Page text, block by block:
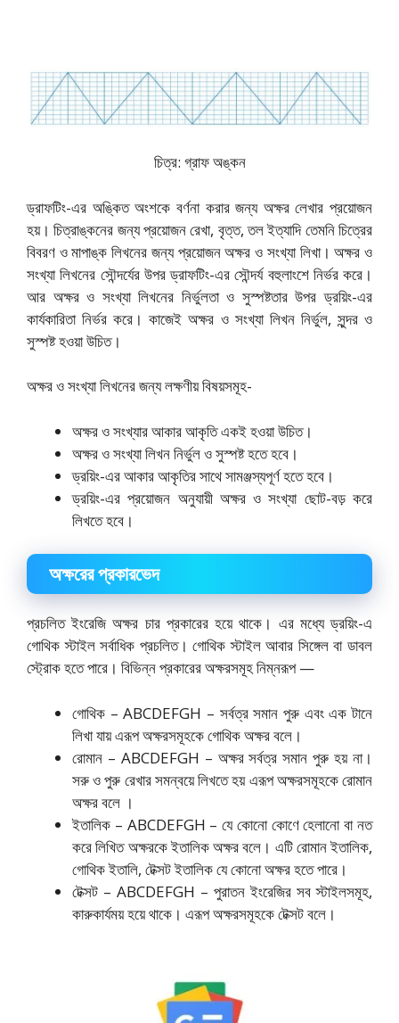
চিত্র: গ্রাফ অঙ্কন
ড্রাফটিং-এর অঙ্কিত অংশকে বর্ণনা করার জন্য অক্ষর লেখার প্রয়োজন
হয়। চিত্রাঙ্কনের জন্য প্রয়োজন রেখা, বৃত্ত, তল ইত্যাদি তেমনি চিত্রের
বিবরণ ও মাপাঙ্ক লিখনের জন্য প্রয়োজন অক্ষর ও সংখ্যা লিখা। অক্ষর ও
সংখ্যা লিখনের সৌন্দর্যের উপর ড্রাফটিং-এর সৌন্দর্য বহুলাংশে নির্ভর করে।
আর অক্ষর ও সংখ্যা লিখনের নির্ভুলতা ও সুস্পষ্টতার উপর ড্রয়িং-এর
কার্যকারিতা নির্ভর করে। কাজেই অক্ষর ও সংখ্যা লিখন নির্ভুল, সুন্দর ও
সুস্পষ্ট হওয়া উচিত।
অক্ষর ও সংখ্যা লিখনের জন্য লক্ষণীয় বিষয়সমূহ-
অক্ষর ও সংখ্যার আকার আকৃতি একই হওয়া উচিত।
অক্ষর ও সংখ্যা লিখন নির্ভুল ও সুস্পষ্ট হতে হবে।
ড্রয়িং-এর আকার আকৃতির সাথে সামঞ্জস্যপূর্ণ হতে হবে।
ড্রয়িং-এর প্রয়োজন অনুযায়ী অক্ষর ও সংখ্যা ছোট-বড় করে
লিখতে হবে।
অক্ষরের প্রকারভেদ
প্রচলিত ইংরেজি অক্ষর চার প্রকারের হয়ে থাকে। এর মধ্যে ড্রয়িং-এ
গোথিক স্টাইল সর্বাধিক প্রচলিত। গোথিক স্টাইল আবার সিঙ্গেল বা ডাবল
স্ট্রোক হতে পারে। বিভিন্ন প্রকারের অক্ষরসমূহ নিম্নরূপ —
গোথিক – ABCDEFGH – সর্বত্র সমান পুরু এবং এক টানে
লিখা যায় এরূপ অক্ষরসমূহকে গোথিক অক্ষর বলে।
রোমান – ABCDEFGH – অক্ষর সর্বত্র সমান পুরু হয় না।
সরু ও পুরু রেখার সমন্বয়ে লিখতে হয় এরূপ অক্ষরসমূহকে রোমান
অক্ষর বলে ।
ইতালিক – ABCDEFGH – যে কোনো কোণে হেলানো বা নত
করে লিখিত অক্ষরকে ইতালিক অক্ষর বলে। এটি রোমান ইতালিক,
গোথিক ইতালি, টেক্সট ইতালিক যে কোনো অক্ষর হতে পারে।
টেক্সট – ABCDEFGH – পুরাতন ইংরেজির সব স্টাইলসমূহ,
কারুকার্যময় হয়ে থাকে। এরূপ অক্ষরসমূহকে টেক্সট বলে।